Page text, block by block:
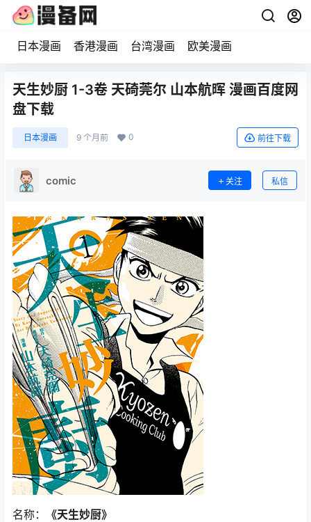
日本漫画 香港漫画 台湾漫画 欧美漫画
天生妙厨 1-3卷 天碕莞尔 山本航晖 漫画百度网
盘下载
日本漫画 9 个月前 0 前往下载
comic 关注 私信
名称： 《天生妙厨》